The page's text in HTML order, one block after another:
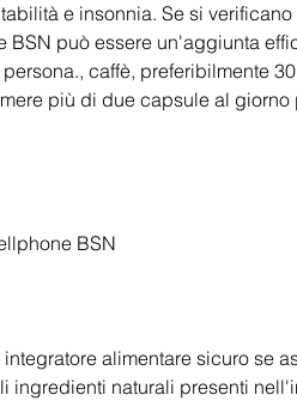
e insonnia. Se si
BSN può essere un'aggiunta
caffè, preferibilmente
più di due capsule al giorno
BSN
alimentare sicuro se
ingredienti naturali presenti